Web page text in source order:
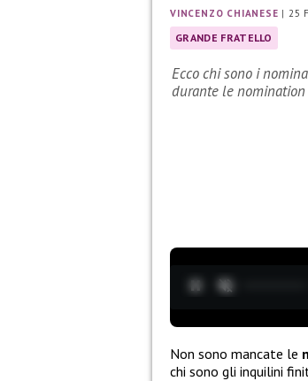
VINCENZO CHIANESE |25
GRANDE FRATELLO
Ecco chi sono i
durante le nomination
Non sono mancate le
chi sono gli inquilini